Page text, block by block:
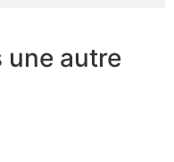
une autre